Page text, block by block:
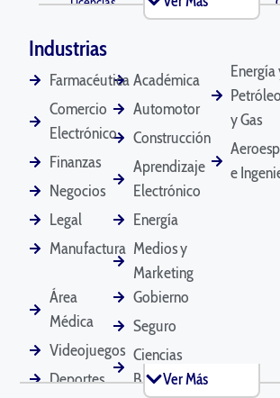
Penales
Declaración
Testimonial
Diplomas
Licencias de
Conducir
Correos
Electrónicos
Estados
Contratos Legales
Historial Médico
Actas de
Industrias
Académica
Automotor
Construcción
Aprendizaje
Electrónico
Energía
Medios y
Marketing
Farmacéutica
Comercio
Electrónico
Finanzas
Negocios
Legal
Manufactura
Área
Médica
Videojuegos
Deportes
Gobierno
Seguro
Ciencias
Biológicas
Energía
Petróleo
y Gas
e
Ver Más